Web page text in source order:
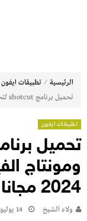
الرئيسية ⁄ تطبيقات ايفون
تحميل برنامج shotcut لتحرير ومونتاج الفيديو للايفون عربي 2024 مجانا
تطبيقات ايفون
ومونتاج
2024 مجانا
ولاء الشيخ 14 يوليو، 2024